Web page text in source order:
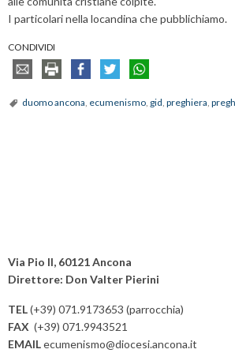
I particolari nella locandina che pubblichiamo.
CONDIVIDI
duomo ancona, ecumenismo, gid, preghiera,
Via Pio II, 60121 Ancona
Direttore: Don Valter Pierini
TEL(+39) 071.9173653 (parrocchia)
FAX (+39) 071.9943521
EMAILecumenismo@diocesi.ancona.it